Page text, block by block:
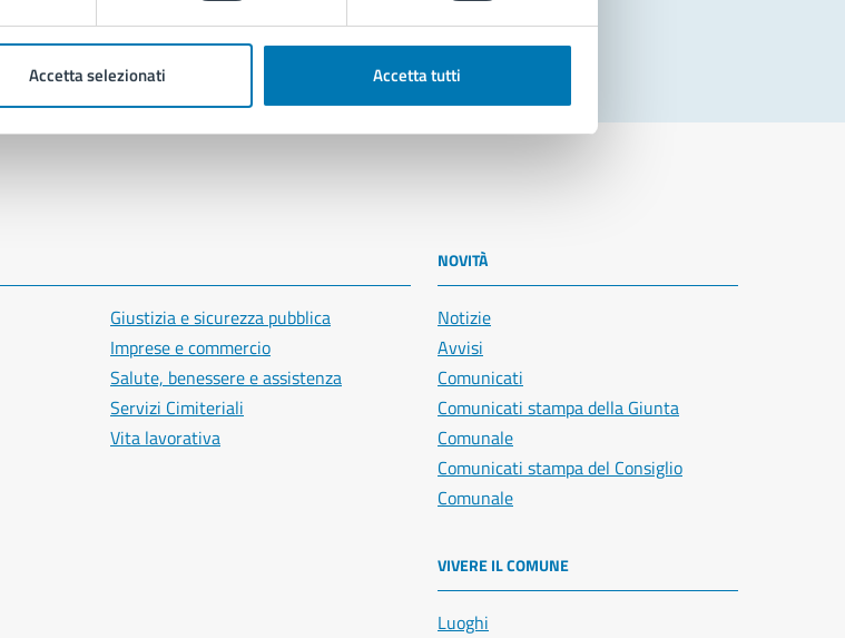
Accetta selezionati Accetta tutti
Giustizia e sicurezza pubblica
Imprese e commercio
Salute, benessere e assistenza
Servizi Cimiteriali
Vita lavorativa
NOVITÀ
Notizie
Avvisi
Comunicati
Comunicati stampa della Giunta
Comunale
Comunicati stampa del Consiglio
Comunale
VIVERE IL COMUNE
Luoghi